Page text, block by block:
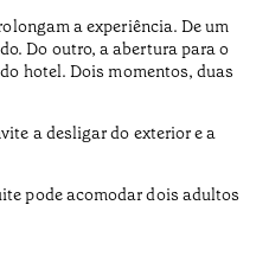
a experiência. De um
Do outro, a abertura para o
hotel. Dois momentos, duas
a desligar do exterior e a
pode acomodar dois adultos